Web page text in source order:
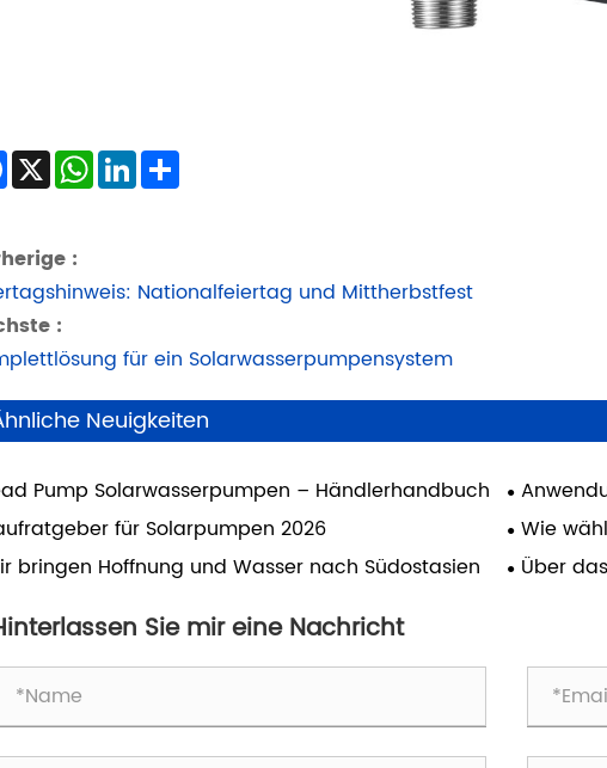
Facebook
X WhatsApp
LinkedIn
:
Nationalfeiertag und Mittherbstfest
:
für ein Solarwasserpumpensystem
Neuigkeiten
Pump Solarwasserpumpen – Händlerhandbuch
für Solarpumpen 2026
Wie
Ihren
bringen Hoffnung und Wasser nach Südostasien
Über
Sie mir eine Nachricht